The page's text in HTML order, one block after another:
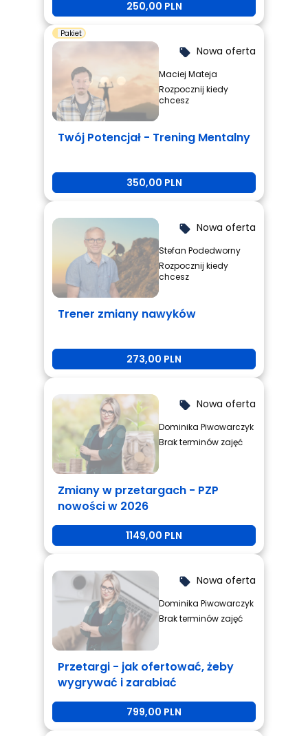
250,00 PLN
Pakiet
local_offer Nowa oferta
Maciej Mateja
Rozpocznij kiedy
chcesz
Twój Potencjał - Trening Mentalny
350,00 PLN
local_offer Nowa oferta
Stefan Podedworny
Rozpocznij kiedy
chcesz
Trener zmiany nawyków
273,00 PLN
local_offer Nowa oferta
Dominika Piwowarczyk
Brak terminów zajęć
Zmiany w przetargach - PZP
nowości w 2026
1149,00 PLN
local_offer Nowa oferta
Dominika Piwowarczyk
Brak terminów zajęć
Przetargi - jak ofertować, żeby
wygrywać i zarabiać
799,00 PLN